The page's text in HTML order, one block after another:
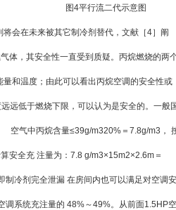
图4平行流二代示意图
来被其它制冷剂替代，文献［4］阐
体，其安全性一直受到质疑。丙烷燃烧的两
和温度；由此可以看出丙烷空调的安全性或
远低于燃烧下限，可以认为是安全的。一般
空气中丙烷含量≤39g/m320%＝7.8g/m3，
安全充 注量为：7.8 g/m3×15m2×2.6m＝
冷剂完全泄漏 在房间内也可以满足对空调
系统充注量的 48%～49%。从前面1.5HP